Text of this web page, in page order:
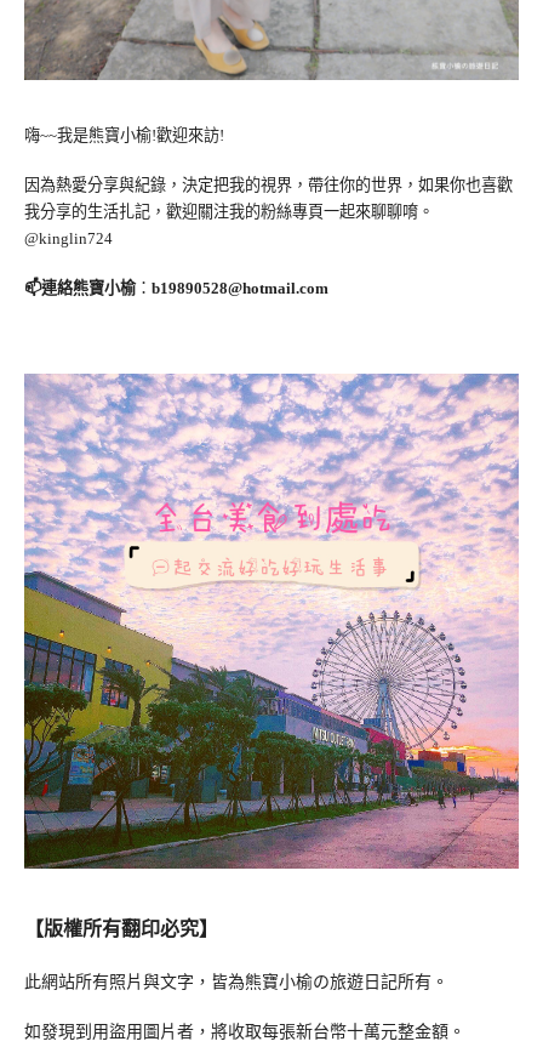
嗨~~我是熊寶小榆!歡迎來訪!
因為熱愛分享與紀錄，決定把我的視界，帶往你的世界，如果你也喜歡
我分享的生活扎記，歡迎關注我的粉絲專頁一起來聊聊唷。
@kinglin724
📫連絡熊寶小榆： b19890528@hotmail.com
【版權所有翻印必究】
此網站所有照片與文字，皆為熊寶小榆の旅遊日記所有。
如發現到用盜用圖片者，將收取每張新台幣十萬元整金額。